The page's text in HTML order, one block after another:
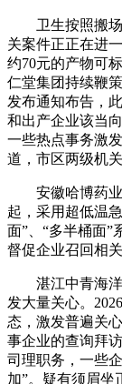
卫生按照搬场
关案件正正在进
约70元的产物可
仁堂集团持续鞭
发布通知布告，
和出产企业该当
一些热点事务激
道，市区两级机
安徽哈博药业
起，采用超低温
面”、“多半桶面”
督促企业召回相
湛江中青海洋
发大量关心。
态，激发普遍关
事企业的查询拜
司理职务，一些
加”。疑有须眉坐